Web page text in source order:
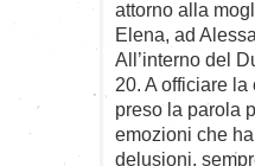
attorno alla
Elena, ad
All’interno del
20. A officiare
preso la parola
emozioni che
delusioni,